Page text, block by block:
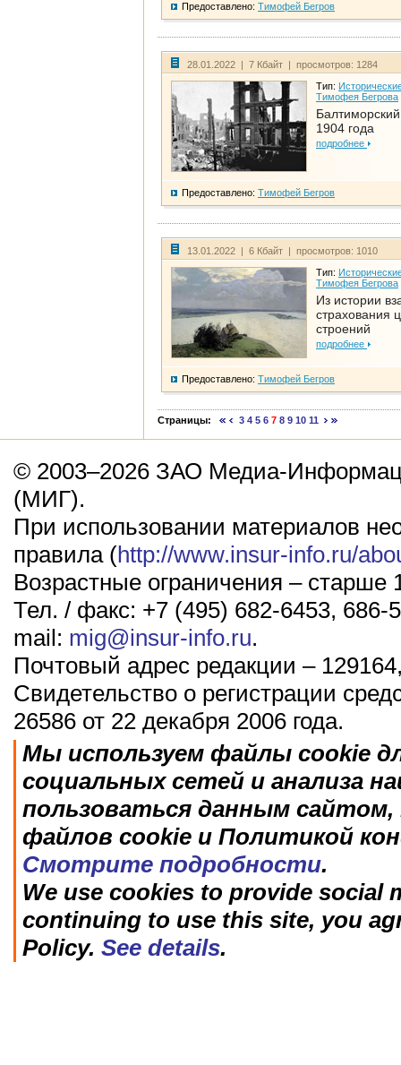
Предоставлено: Тимофей Бегров
28.01.2022 | 7 Кбайт | просмотров: 1284
Тип:
Тимофея Бегрова
1904 года
подробнее
Предоставлено: Тимофей Бегров
13.01.2022 | 6 Кбайт | просмотров: 1010
Тип:
Тимофея Бегрова
Из истории
страхования
строений
подробнее
Предоставлено: Тимофей Бегров
Страницы: 3 4 5 6 7 8 9 10 11
© 2003–2026 ЗАО Медиа-
(МИГ).
При использовании материалов
правила (http://www.insur-info.ru/
Возрастные ограничения – старше
Тел. / факс: +7 (495) 682-6453, 686-
mail: mig@insur-info.ru.
Почтовый адрес редакции –
Свидетельство о регистрации
26586 от 22 декабря 2006 года.
Мы используем файлы cookie
социальных сетей и анализа
пользоваться данным
файлов cookie и Политикой
Смотрите подробности.
We use cookies to provide social
continuing to use this site, you
Policy. See details.